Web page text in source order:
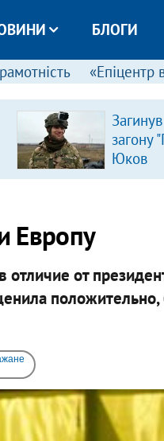
БЛОГИ
«Епіцентр
загону
Юков
Европу
отличие от